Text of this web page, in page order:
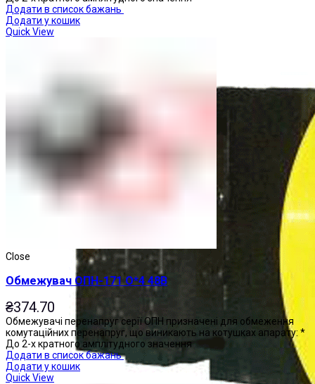
Додати в список бажань
Додати у кошик
Quick View
Close
Обмежувач ОПН-171 О*4 48В
₴374.70
Обмежувачі перенапруг серії ОПН призначені для обмеження
комутаційних перенапруг, що виникають на котушках апарату: *
До 2-х кратного амплітудного значення
Додати в список бажань
Додати у кошик
Quick View